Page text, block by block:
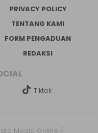
PRIVACY POLICY
TENTANG KAMI
FORM PENGADUAN
REDAKSI
Tiktok
Media Online /